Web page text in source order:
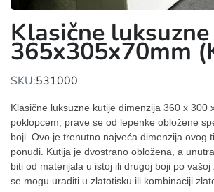
Klasične
365x305x70mm
SKU:531000
Klasične luksuzne kutije dimenzija 360 x 300
poklopcem, prave se od lepenke obložene
boji. Ovo je trenutno najveća dimenzija ovog
ponudi. Kutija je dvostrano obložena, a
biti od materijala u istoj ili drugoj boji po vašoj
se mogu uraditi u zlatotisku ili kombinaciji